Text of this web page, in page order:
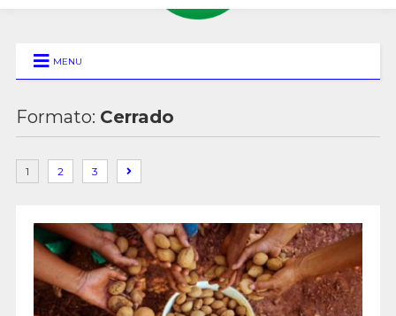
MENU
Formato: Cerrado
1 2 3